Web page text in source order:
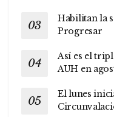
Habilitan la
Progresar
Así es el
AUH en
El lunes